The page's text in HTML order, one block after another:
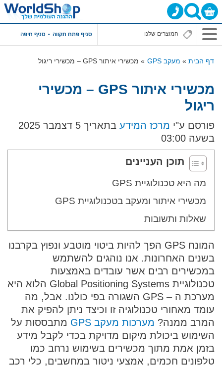
סניף פתח תקווה סניף חיפה
דף הבית מעקב GPS מכשירי איתור GPS – מכשירי ריגול
מכשירי איתור GPS – מכשירי
ריגול
פורסם ע"י מרכז המידע
בתאריך 5 דצמבר 2025
בשעה 03:00
תוכן העניינים
מה היא טכנולוגיית GPS
מכשירי איתור ומעקב בטכנולוגיית GPS
שאלות ותשובות
המונח GPS הפך להיות ביטוי מוטבע ונפוץ בקרבנו
בשנים האחרונות. אנו נוהגים להשתמש
במכשירים רבים אשר עובדים באמצעות
טכנולוגיית Global Positioning Systems הלוא היא
מערכת ה – GPS השגורה בפי כולנו. אבל, מה
עומד מאחורי טכנולוגיה זו וכיצד ניתן להפיק את
המרב ממנה? מערכות מעקב GPS
מתבססות על
השימוש ביכולת מיקום מדויקת בכדי לקבל מידע
בזמן אמת מתוך מכשירים בשימוש נרחב כמו
טלפונים חכמים, אמצעי ניטור במחשבים, כלי רכב